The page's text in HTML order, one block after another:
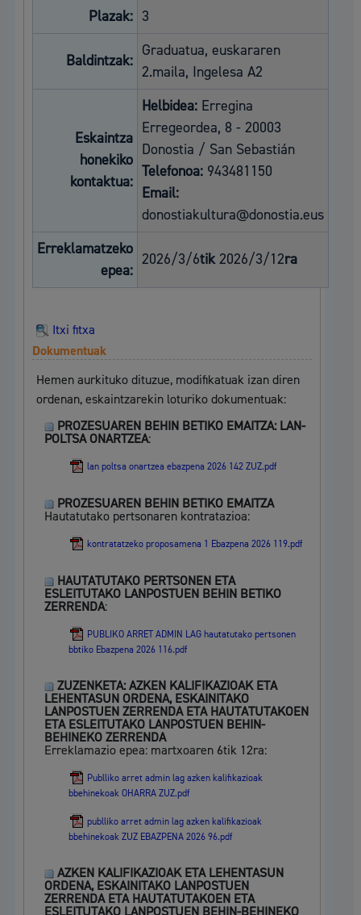
Plazak: 3
Baldintzak:
Graduatua, euskararen
2.maila, Ingelesa A2
Eskaintza
honekiko
kontaktua:
Helbidea: Erregina
Erregeordea, 8 - 20003
Donostia / San Sebastián
Telefonoa: 943481150
Email:
donostiakultura@donostia.eus
Erreklamatzeko
epea:
2026/3/6tik2026/3/12ra
Itxi fitxa
Dokumentuak
Hemen aurkituko dituzue, modifikatuak izan diren
ordenan, eskaintzarekin loturiko dokumentuak:
PROZESUAREN BEHIN BETIKO EMAITZA: LAN-
POLTSA ONARTZEA:
lan poltsa onartzea ebazpena 2026 142 ZUZ.pdf
PROZESUAREN BEHIN BETIKO EMAITZA
Hautatutako pertsonaren kontratazioa:
kontratatzeko proposamena 1 Ebazpena 2026 119.pdf
HAUTATUTAKO PERTSONEN ETA
ESLEITUTAKO LANPOSTUEN BEHIN BETIKO
ZERRENDA:
PUBLIKO ARRET ADMIN LAG hautatutako pertsonen
bbtiko Ebazpena 2026 116.pdf
ZUZENKETA: AZKEN KALIFIKAZIOAK ETA
LEHENTASUN ORDENA, ESKAINITAKO
LANPOSTUEN ZERRENDA ETA HAUTATUTAKOEN
ETA ESLEITUTAKO LANPOSTUEN BEHIN-
BEHINEKO ZERRENDA
Erreklamazio epea: martxoaren 6tik 12ra:
Publliko arret admin lag azken kalifikazioak
bbehinekoak OHARRA ZUZ.pdf
publliko arret admin lag azken kalifikazioak
bbehinekoak ZUZ EBAZPENA 2026 96.pdf
AZKEN KALIFIKAZIOAK ETA LEHENTASUN
ORDENA, ESKAINITAKO LANPOSTUEN
ZERRENDA ETA HAUTATUTAKOEN ETA
ESLEITUTAKO LANPOSTUEN BEHIN-BEHINEKO